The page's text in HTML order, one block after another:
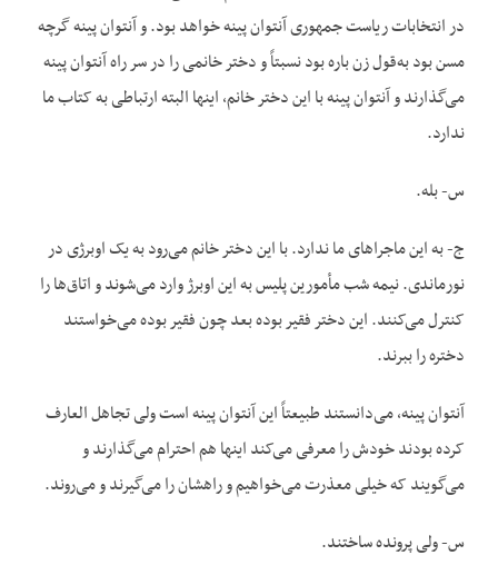
در انتخابات ریاست جمهوری آنتوان پینه خواهد بود. و آنتوان پینه گرچه
مسن بود به‌قول زن باره بود نسبتاً و دختر خانمی را در سر راه آنتوان پینه
می‌گذارند و آنتوان پینه با این دختر خانم، اینها البته ارتباطی به کتاب ما
ندارد.
س- بله.
ج- به این ماجراهای ما ندارد. با این دختر خانم می‌رود به یک اوبرژی در
نورماندی. نیمه شب مأمورین پلیس به این اوبرژ وارد می‌شوند و اتاق‌ها را
کنترل می‌کنند. این دختر فقیر بوده بعد چون فقیر بوده می‌خواستند
دختره را ببرند.
آنتوان پینه، می‌دانستند طبیعتاً این آنتوان پینه است ولی تجاهل العارف
کرده بودند خودش را معرفی می‌کند اینها هم احترام می‌گذارند و
می‌گویند که خیلی معذرت می‌خواهیم و راهشان را می‌گیرند و می‌روند.
س- ولی پرونده ساختند.